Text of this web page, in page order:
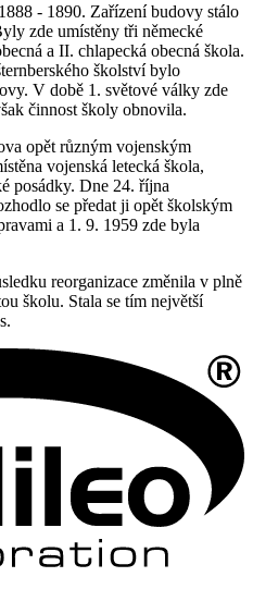
- 1890. Zařízení budovy stálo
zde umístěny tři německé
a II. chlapecká obecná škola.
školství bylo
V době 1. světové války zde
činnost školy obnovila.
opět různým vojenským
vojenská letecká škola,
posádky. Dne 24. října
se předat ji opět školským
a 1. 9. 1959 zde byla
reorganizace změnila v plně
školu. Stala se tím největší